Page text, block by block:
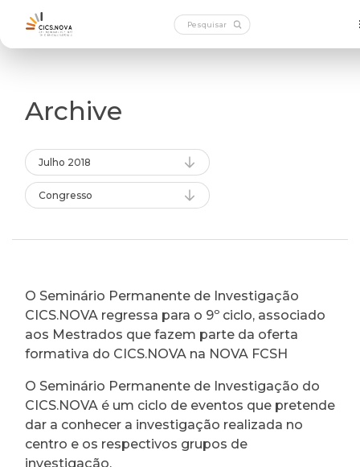
Archive
Julho 2018
Congresso
O Seminário Permanente de Investigação
CICS.NOVA regressa para o 9º ciclo, associado
aos Mestrados que fazem parte da oferta
formativa do CICS.NOVA na NOVA FCSH
O Seminário Permanente de Investigação do
CICS.NOVA é um ciclo de eventos que pretende
dar a conhecer a investigação realizada no
centro e os respectivos grupos de
investigação.